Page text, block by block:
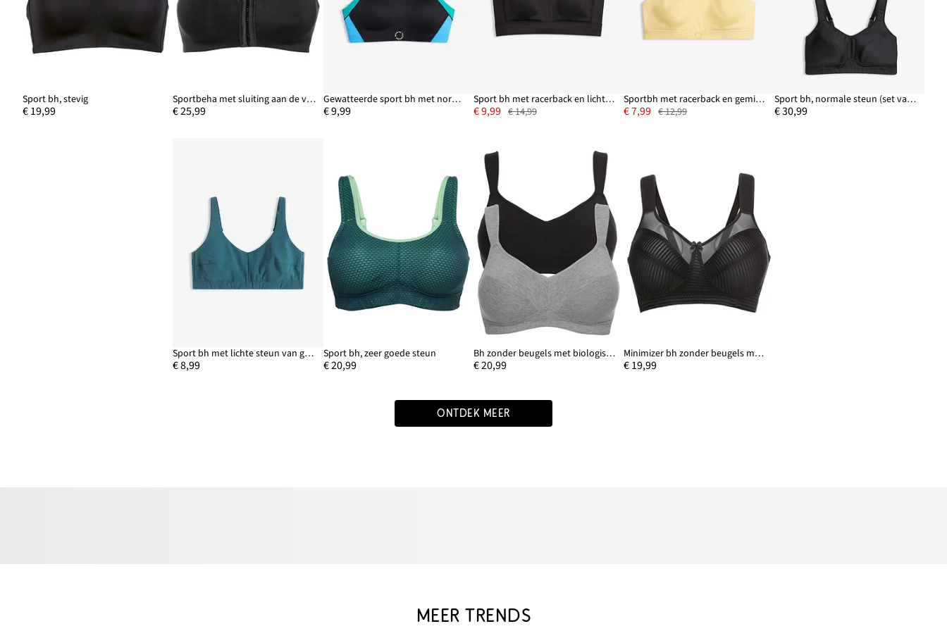
Sport bh, stevig
€ 19,99
Sportbeha met sluiting aan de voorkant en gemiddelde steun
€ 25,99
Gewatteerde sport bh met normale steun
€ 9,99
Sport bh met racerback en lichte steun
€ 9,99 € 14,99
Sportbh met racerback en gemiddelde steun
€ 7,99 € 12,99
Sport bh, normale steun (set van 2)
€ 30,99
Sport bh met lichte steun van geribd materiaal
€ 8,99
Sport bh, zeer goede steun
€ 20,99
Bh zonder beugels met biologisch katoen (set van 2)
€ 20,99
Minimizer bh zonder beugels met gewatteerde bandjes
€ 19,99
ONTDEK MEER
MEER TRENDS